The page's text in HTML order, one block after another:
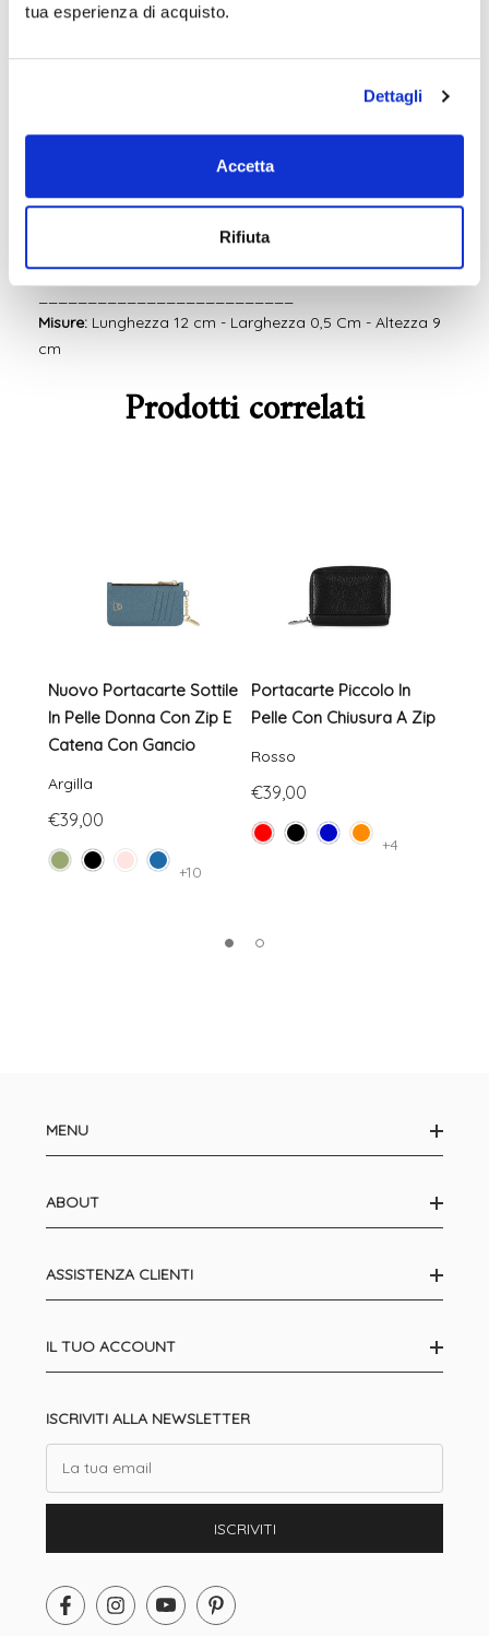
tua esperienza di acquisto.
Dettagli
Accetta
Rifiuta
Spedizione 24/48h Gratis
Materiale:Vera pelle di vitello
Interno in pelle
comparti aperti, portamonete esterno con Zip
Accessori:Metallo color argento, Scatola
Misure: Lunghezza 12 cm - Larghezza 0,5 Cm - Altezza 9
cm
Prodotti correlati
Nuovo Portacarte Sottile
In Pelle Donna Con Zip E
Catena Con Gancio
Argilla
€39,00
+10
Portacarte Piccolo In
Pelle Con Chiusura A Zip
Rosso
€39,00
+4
MENU
ABOUT
ASSISTENZA CLIENTI
IL TUO ACCOUNT
ISCRIVITI ALLA NEWSLETTER
ISCRIVITI